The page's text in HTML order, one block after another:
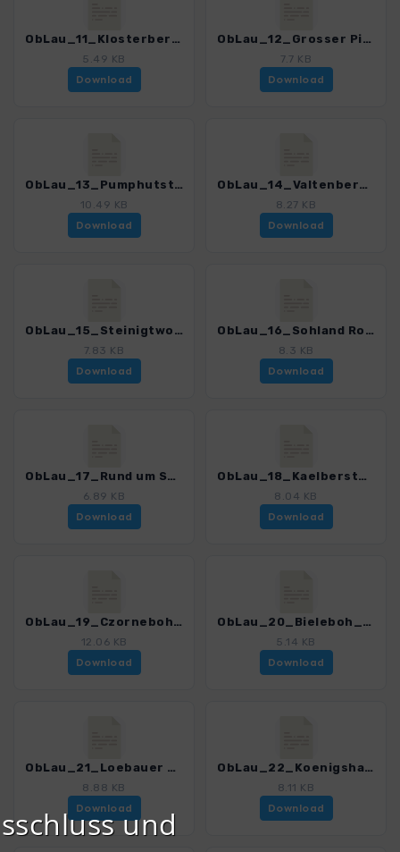
ObLau_11_Klosterberg_4399_3.gpx
5.49 KB
Download
ObLau_12_Grosser Picho_4399_3.gpx
7.7 KB
Download
ObLau_13_Pumphutsteig_4399_3.gpx
10.49 KB
Download
ObLau_14_Valtenberg_4399_3.gpx
8.27 KB
Download
ObLau_15_Steinigtwolmsdorf_4399_3.gpx
7.83 KB
Download
ObLau_16_Sohland Rote Waldameise_4399_3.gpx
8.3 KB
Download
ObLau_17_Rund um Schirgiswalde_4399_3.gpx
6.89 KB
Download
ObLau_18_Kaelbersteine_4399_3.gpx
8.04 KB
Download
ObLau_19_Czorneboh_4399_3.gpx
12.06 KB
Download
ObLau_20_Bieleboh_4399_3.gpx
5.14 KB
Download
ObLau_21_Loebauer Berg - Rotstein_4399_3.gpx
8.88 KB
Download
ObLau_22_Koenigshainer Berge_4399_3.gpx
8.11 KB
Download
und